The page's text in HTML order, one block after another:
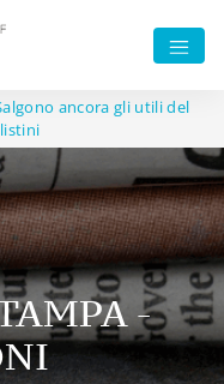
ancora gli utili del
-